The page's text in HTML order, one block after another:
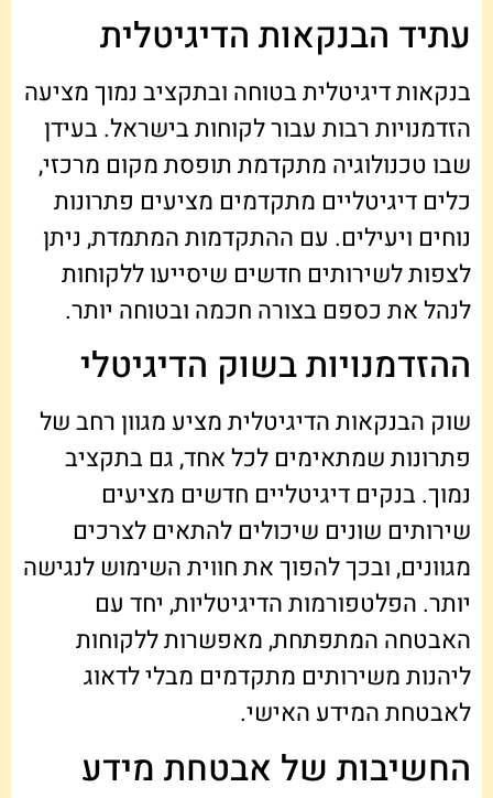
עתיד הבנקאות הדיגיטלית
בנקאות דיגיטלית בטוחה ובתקציב נמוך מציעה
הזדמנויות רבות עבור לקוחות בישראל. בעידן
שבו טכנולוגיה מתקדמת תופסת מקום מרכזי,
כלים דיגיטליים מתקדמים מציעים פתרונות
נוחים ויעילים. עם ההתקדמות המתמדת, ניתן
לצפות לשירותים חדשים שיסייעו ללקוחות
לנהל את כספם בצורה חכמה ובטוחה יותר.
ההזדמנויות בשוק הדיגיטלי
שוק הבנקאות הדיגיטלית מציע מגוון רחב של
פתרונות שמתאימים לכל אחד, גם בתקציב
נמוך. בנקים דיגיטליים חדשים מציעים
שירותים שונים שיכולים להתאים לצרכים
מגוונים, ובכך להפוך את חווית השימוש לנגישה
יותר. הפלטפורמות הדיגיטליות, יחד עם
האבטחה המתפתחת, מאפשרות ללקוחות
ליהנות משירותים מתקדמים מבלי לדאוג
לאבטחת המידע האישי.
החשיבות של אבטחת מידע